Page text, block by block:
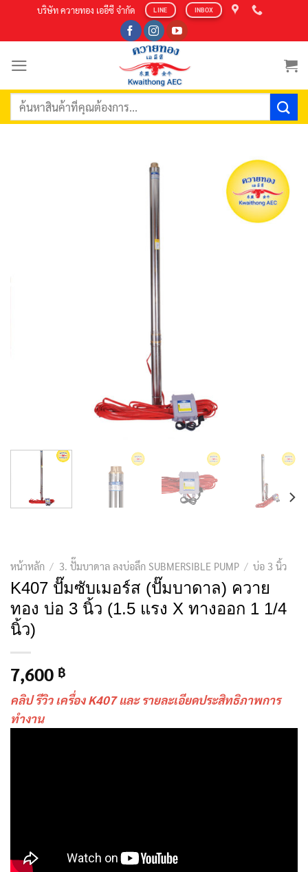
content
บริษัท ควายทอง เออีซี จำกัด LINE INBOX
ค้นหา:
หน้าหลัก / 3. ปั๊มบาดาล ลงบ่อลึก SUBMERSIBLE PUMP / บ่อ 3 นิ้ว
K407 ปั๊มซับเมอร์ส (ปั๊มบาดาล) ควาย
ทอง บ่อ 3 นิ้ว (1.5 แรง X ทางออก 1 1/4
นิ้ว)
7,600 ฿
คลิป รีวิว เครื่อง K407 และ รายละเอียดประสิทธิภาพการ
ทำงาน